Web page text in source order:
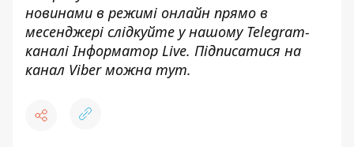
новинами в режимі онлайн прямо в
месенджері слідкуйте у нашому Telegram-
каналіІнформатор Live. Підписатися на
канал Viber можна тут.